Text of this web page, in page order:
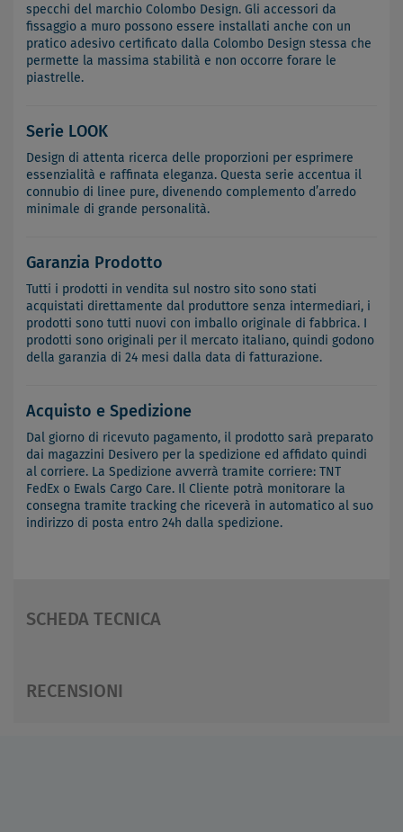
specchi del marchio Colombo Design. Gli accessori da
fissaggio a muro possono essere installati anche con un
pratico adesivo certificato dalla Colombo Design stessa che
permette la massima stabilità e non occorre forare le
piastrelle.
Serie LOOK
Design di attenta ricerca delle proporzioni per esprimere
essenzialità e raffinata eleganza. Questa serie accentua il
connubio di linee pure, divenendo complemento d’arredo
minimale di grande personalità.
Garanzia Prodotto
Tutti i prodotti in vendita sul nostro sito sono stati
acquistati direttamente dal produttore senza intermediari, i
prodotti sono tutti nuovi con imballo originale di fabbrica. I
prodotti sono originali per il mercato italiano, quindi godono
della garanzia di 24 mesi dalla data di fatturazione.
Acquisto e Spedizione
Dal giorno di ricevuto pagamento, il prodotto sarà preparato
dai magazzini Desivero per la spedizione ed affidato quindi
al corriere. La Spedizione avverrà tramite corriere: TNT
FedEx o Ewals Cargo Care. Il Cliente potrà monitorare la
consegna tramite tracking che riceverà in automatico al suo
indirizzo di posta entro 24h dalla spedizione.
SCHEDA TECNICA
RECENSIONI